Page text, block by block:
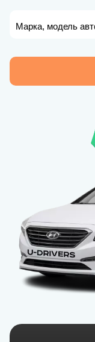
Марка, модель